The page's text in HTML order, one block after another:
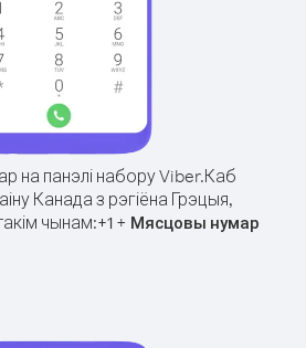
на панэлі набору Viber.Каб
Канада з рэгіёна Грэцыя,
чынам:+1 + Мясцовы нумар